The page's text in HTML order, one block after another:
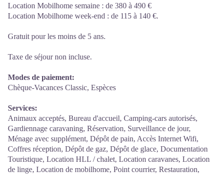
Location Mobilhome semaine : de 380 à 490 €
Location Mobilhome week-end : de 115 à 140 €.
Gratuit pour les moins de 5 ans.
Taxe de séjour non incluse.
Modes de paiement:
Chèque-Vacances Classic, Espèces
Services:
Animaux acceptés, Bureau d'accueil, Camping-cars autorisés,
Gardiennage caravaning, Réservation, Surveillance de jour,
Ménage avec supplément, Dépôt de pain, Accès Internet Wifi,
Coffres réception, Dépôt de gaz, Dépôt de glace, Documentation
Touristique, Location HLL / chalet, Location caravanes, Location
de linge, Location de mobilhome, Point courrier, Restauration,